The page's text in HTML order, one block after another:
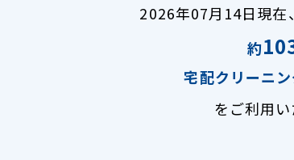
2026年07月14日現在、
約
宅配クリーニ
をご利用